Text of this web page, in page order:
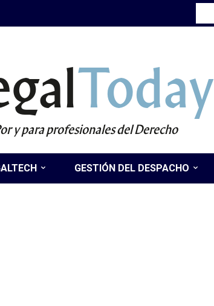
Today
y para profesionales del Derecho
GESTIÓN DEL DESPACHO